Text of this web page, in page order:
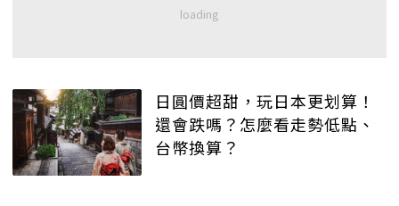
日圓價超甜，玩日本更划算！
還會跌嗎？怎麼看走勢低點、
台幣換算？